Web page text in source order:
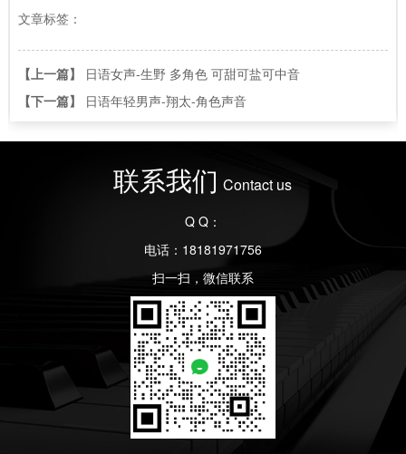
文章标签：
【上一篇】
日语女声-生野 多角色 可甜可盐可中音
【下一篇】
日语年轻男声-翔太-角色声音
联系我们 Contact us
Q Q：
电话：18181971756
扫一扫，微信联系